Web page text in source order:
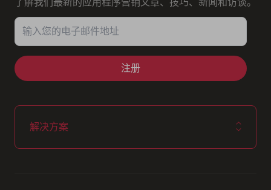
了解我们最新的应用程序营销文章、技巧、新闻和访谈。
输入您的电子邮件地址
解决方案